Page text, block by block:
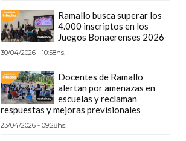
Ramallo busca superar los
4.000 inscriptos en los
Juegos Bonaerenses 2026
30/04/2026 - 10:58hs.
Docentes de Ramallo
alertan por amenazas en
escuelas y reclaman
respuestas y mejoras previsionales
23/04/2026 - 09:28hs.